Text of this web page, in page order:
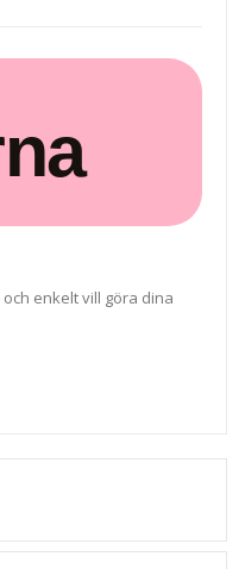
enkelt vill göra dina